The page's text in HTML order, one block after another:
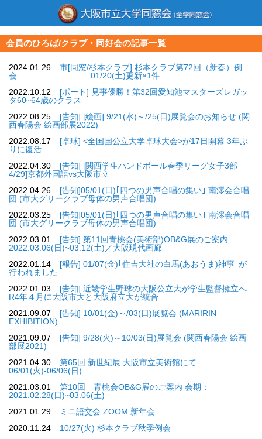
会員のひろば/クラブ・同好会の記事一覧
2024.01.26
市[同窓/杉本クラブ] 杉本クラブ第72回（新春）例
会 01/20(土)更新×1件
2022.10.12
[ボート] 見事優勝！第32回愛知池マスターズレガッ
タ60~64歳のクラス
2022.08.25
[告知] [絵画] 9/21(水)～/25(日)展覧会のお知らせ (関
西春陽会 絵画部展2022)
2022.08.17
[卓球] <全国国公立大学卓球大会>が17日開幕 3年ぶ
りに復活
2022.04.30
[告知] [関西学生ハンドボール春季リーグ女子3部
4/29]京都外国語vs大阪市立
2022.04.26
[告知]05/01(日)｢四つの男声合唱の集い｣ 南澪会合唱
団 (市大グリークラブ母体の男声合唱団)
2022.03.25
[告知]05/01(日)｢四つの男声合唱の集い｣ 南澪会合唱
団 (市大グリークラブ母体の男声合唱団)
2022.03.01
[告知] 第11回青桃会(美術部)OB&G展のご案内
2022.03.06(日)~03.12(土)／大阪現代画廊
2022.01.14
[報告] 01/07(金)｢住吉大社の白馬(あおうま)神事｣が
行われました
2022.01.03
[告知] 近畿学生野球の大阪公立大が学生監督擁立へ
R4年４月に大阪市大と大阪府立大が統合
2021.09.07
[告知] 10/01(金)～/03(日)展覧会 (MARIRIN
EXHIBITION)
2021.09.07
[告知] 9/28(火)～10/03(日)展覧会 (関西春陽会 絵画
部展2021)
2021.04.30
第65回 新世紀展 大阪市立美術館にて
06/01(火)-06/06(日)
2021.03.01
第10回 青桃会OB&G展のご案内 会期：
2021.02.28(日)~03.06(土)
2021.01.29
ミニ語交会 ZOOM 新年会
2020.11.24
10/27(火) 杉本クラブ秋季例会